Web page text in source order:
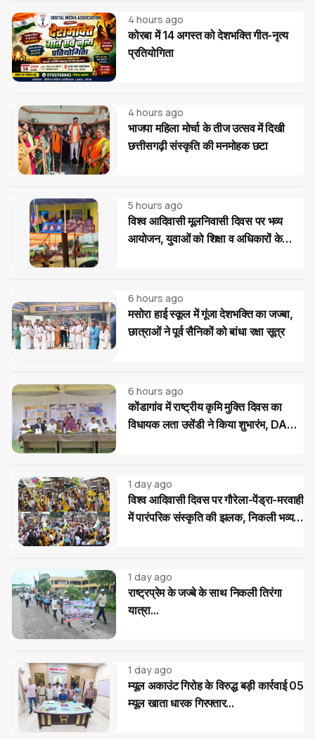
4 hours ago
कोरबा में 14 अगस्त को देशभक्ति गीत-नृत्य
प्रतियोगिता
4 hours ago
भाजपा महिला मोर्चा के तीज उत्सव में दिखी
छत्तीसगढ़ी संस्कृति की मनमोहक छटा
5 hours ago
विश्व आदिवासी मूलनिवासी दिवस पर भव्य
आयोजन, युवाओं को शिक्षा व अधिकारों के
6 hours ago
मसोरा हाई स्कूल में गूंजा देशभक्ति का जज्बा,
छात्राओं ने पूर्व सैनिकों को बांधा रक्षा सूत्र
6 hours ago
कोंडागांव में राष्ट्रीय कृमि मुक्ति दिवस का
विधायक लता उसेंडी ने किया शुभारंभ, DAV
1 day ago
विश्व आदिवासी दिवस पर गौरेला-पेंड्रा-मरवाही
में पारंपरिक संस्कृति की झलक, निकली भव्य
1 day ago
राष्ट्रप्रेम के जज्बे के साथ निकली तिरंगा
यात्रा...
1 day ago
म्यूल अकाउंट गिरोह के विरुद्ध बड़ी कार्रवाई 05
म्यूल खाता धारक गिरफ्तार...